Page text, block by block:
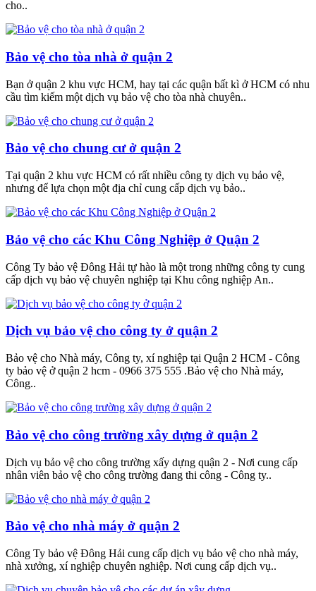
cho..
Bảo vệ cho tòa nhà ở quận 2
Bạn ở quận 2 khu vực HCM, hay tại các quận bất kì ở HCM có nhu
cầu tìm kiếm một dịch vụ bảo vệ cho tòa nhà chuyên..
Bảo vệ cho chung cư ở quận 2
Tại quận 2 khu vực HCM có rất nhiều công ty dịch vụ bảo vệ,
nhưng để lựa chọn một địa chỉ cung cấp dịch vụ bảo..
Bảo vệ cho các Khu Công Nghiệp ở Quận 2
Công Ty bảo vệ Đông Hải tự hào là một trong những công ty cung
cấp dịch vụ bảo vệ chuyên nghiệp tại Khu công nghiệp An..
Dịch vụ bảo vệ cho công ty ở quận 2
Bảo vệ cho Nhà máy, Công ty, xí nghiệp tại Quận 2 HCM - Công
ty bảo vệ ở quận 2 hcm - 0966 375 555 .Bảo vệ cho Nhà máy,
Công..
Bảo vệ cho công trường xây dựng ở quận 2
Dịch vụ bảo vệ cho công trường xấy dựng quận 2 - Nơi cung cấp
nhân viên bảo vệ cho công trường đang thi công - Công ty..
Bảo vệ cho nhà máy ở quận 2
Công Ty bảo vệ Đông Hải cung cấp dịch vụ bảo vệ cho nhà máy,
nhà xưởng, xí nghiệp chuyên nghiệp. Nơi cung cấp dịch vụ..